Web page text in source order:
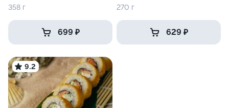
358 г
699 ₽
270 г
629 ₽
9.2